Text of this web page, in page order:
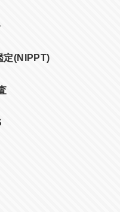
定(NIPPT)